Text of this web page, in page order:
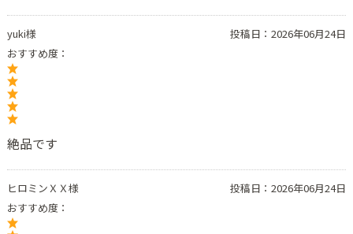
yuki様 投稿日： 2026年06月24日
おすすめ度：
絶品です
ヒロミンＸＸ様 投稿日： 2026年06月24日
おすすめ度：